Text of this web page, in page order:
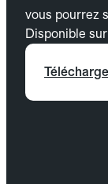
vous pourrez
Disponible